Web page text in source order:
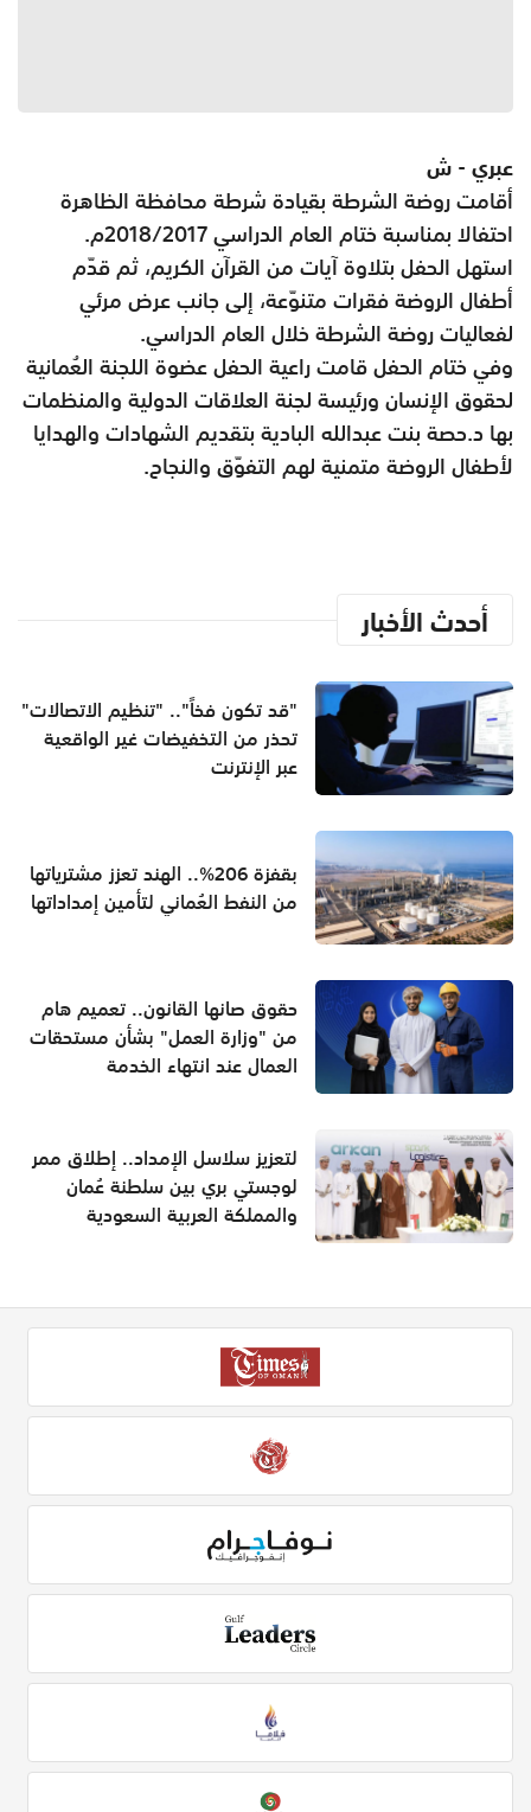
عبري - ش
أقامت روضة الشرطة بقيادة شرطة محافظة الظاهرة
احتفالا بمناسبة ختام العام الدراسي 2018/2017م.
استهل الحفل بتلاوة آيات من القرآن الكريم، ثم قدّم
أطفال الروضة فقرات متنوّعة، إلى جانب عرض مرئي
لفعاليات روضة الشرطة خلال العام الدراسي.
وفي ختام الحفل قامت راعية الحفل عضوة اللجنة العُمانية
لحقوق الإنسان ورئيسة لجنة العلاقات الدولية والمنظمات
بها د.حصة بنت عبدالله البادية بتقديم الشهادات والهدايا
لأطفال الروضة متمنية لهم التفوّق والنجاح.
أحدث الأخبار
"قد تكون فخاً".. "تنظيم الاتصالات"
تحذر من التخفيضات غير الواقعية
عبر الإنترنت
بقفزة 206%.. الهند تعزز مشترياتها
من النفط العُماني لتأمين إمداداتها
حقوق صانها القانون.. تعميم هام
من "وزارة العمل" بشأن مستحقات
العمال عند انتهاء الخدمة
لتعزيز سلاسل الإمداد.. إطلاق ممر
لوجستي بري بين سلطنة عُمان
والمملكة العربية السعودية